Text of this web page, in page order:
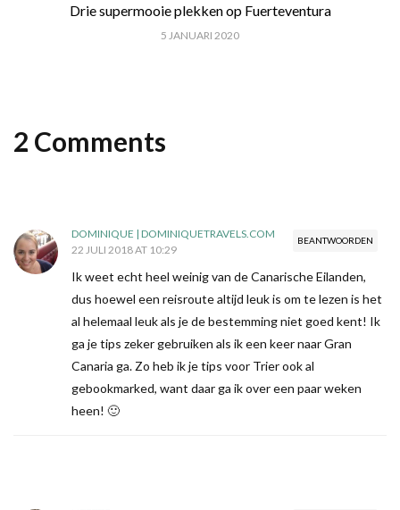
Drie supermooie plekken op Fuerteventura
5 JANUARI 2020
2 Comments
BEANTWOORDEN
DOMINIQUE | DOMINIQUETRAVELS.COM
22 JULI 2018 AT 10:29
Ik weet echt heel weinig van de Canarische Eilanden,
dus hoewel een reisroute altijd leuk is om te lezen is het
al helemaal leuk als je de bestemming niet goed kent! Ik
ga je tips zeker gebruiken als ik een keer naar Gran
Canaria ga. Zo heb ik je tips voor Trier ook al
gebookmarked, want daar ga ik over een paar weken
heen! 🙂